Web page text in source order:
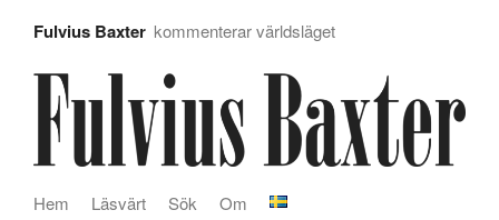
Fulvius Baxter kommenterar världsläget
Om
Sök
Läsvärt
Hem